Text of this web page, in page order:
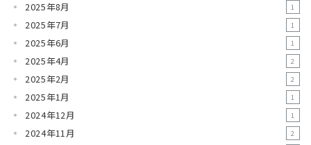
2025年8月 1
2025年7月 1
2025年6月 1
2025年4月 2
2025年2月 2
2025年1月 1
2024年12月 1
2024年11月 2